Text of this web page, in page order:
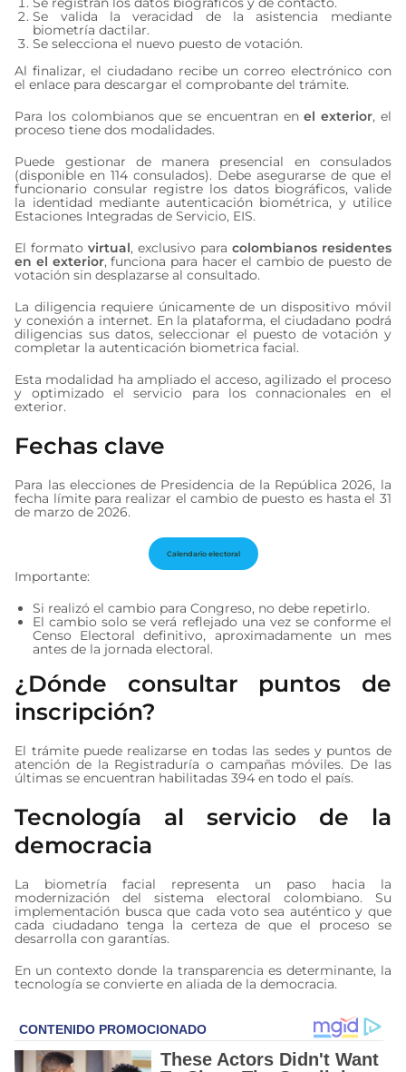
Se valida la veracidad de la asistencia mediante
biometría dactilar.
Se selecciona el nuevo puesto de votación.
Al finalizar, el ciudadano recibe un correo electrónico con
el enlace para descargar el comprobante del trámite.
Para los colombianos que se encuentran enel exterior, el
proceso tiene dos modalidades.
Puede gestionar de manera presencial en consulados
(disponible en 114 consulados). Debe asegurarse de que el
funcionario consular registre los datos biográficos, valide
la identidad mediante autenticación biométrica, y utilice
Estaciones Integradas de Servicio, EIS.
El formato virtual, exclusivo para colombianos residentes
en el exterior, funciona para hacer el cambio de puesto de
votación sin desplazarse al consultado.
La diligencia requiere únicamente de un dispositivo móvil
y conexión a internet. En la plataforma, el ciudadano podrá
diligencias sus datos, seleccionar el puesto de votación y
completar la autenticación biometrica facial.
Esta modalidad ha ampliado el acceso, agilizado el proceso
y optimizado el servicio para los connacionales en el
exterior.
Fechas clave
Para las elecciones de Presidencia de la República 2026, la
fecha límite para realizar el cambio de puesto es hasta el 31
de marzo de 2026.
Calendario electoral
Importante:
Si realizó el cambio para Congreso, no debe repetirlo.
El cambio solo se verá reflejado una vez se conforme el
Censo Electoral definitivo, aproximadamente un mes
antes de la jornada electoral.
¿Dónde consultar puntos de
inscripción?
El trámite puede realizarse en todas las sedes y puntos de
atención de la Registraduría o campañas móviles. De las
últimas se encuentran habilitadas 394 en todo el país.
Tecnología al servicio de la
democracia
La biometría facial representa un paso hacia la
modernización del sistema electoral colombiano. Su
implementación busca que cada voto sea auténtico y que
cada ciudadano tenga la certeza de que el proceso se
desarrolla con garantías.
En un contexto donde la transparencia es determinante, la
tecnología se convierte en aliada de la democracia.